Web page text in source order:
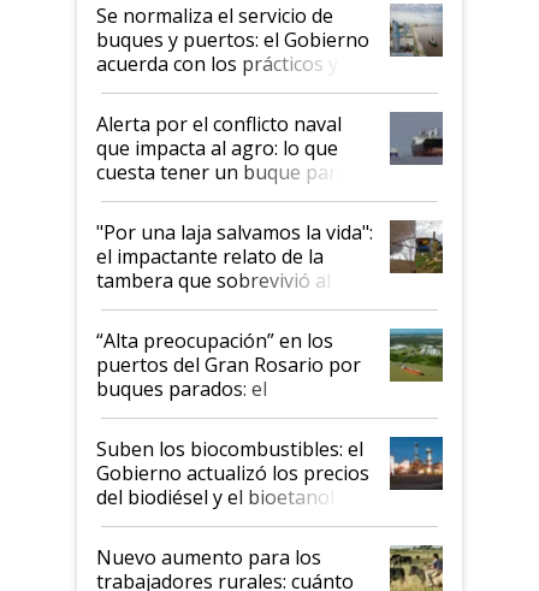
Se normaliza el servicio de
buques y puertos: el Gobierno
acuerda con los prácticos y
suspende el decreto de
desregulación
Alerta por el conflicto naval
que impacta al agro: lo que
cuesta tener un buque parado
y el peligro de que Argentina
pase a ser "país sucio"
"Por una laja salvamos la vida":
el impactante relato de la
tambera que sobrevivió al
tornado
“Alta preocupación” en los
puertos del Gran Rosario por
buques parados: el
funcionamiento de las
exportadoras en tensión tras
la medida de fuerza de los
prácticos
Suben los biocombustibles: el
Gobierno actualizó los precios
del biodiésel y el bioetanol
Nuevo aumento para los
trabajadores rurales: cuánto